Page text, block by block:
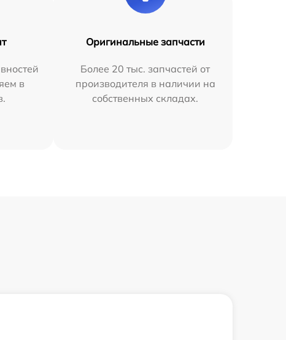
в
Оригинальные запчасти
Более 20 тыс. запчастей от
производителя в наличии на
собственных складах.